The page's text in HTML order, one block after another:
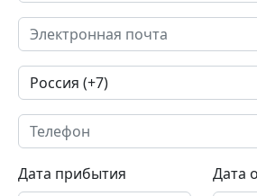
Дата прибытия Дата